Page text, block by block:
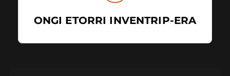
ONGI ETORRI INVENTRIP-ERA